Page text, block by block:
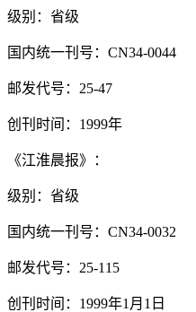
级别：省级
国内统一刊号：CN34-0044
邮发代号：25-47
创刊时间：1999年
《江淮晨报》：
级别：省级
国内统一刊号：CN34-0032
邮发代号：25-115
创刊时间：1999年1月1日